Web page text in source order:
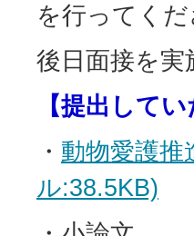
を行ってくだ
後日面接を実
【提出して
・ 動物愛護推
ル:38.5KB)